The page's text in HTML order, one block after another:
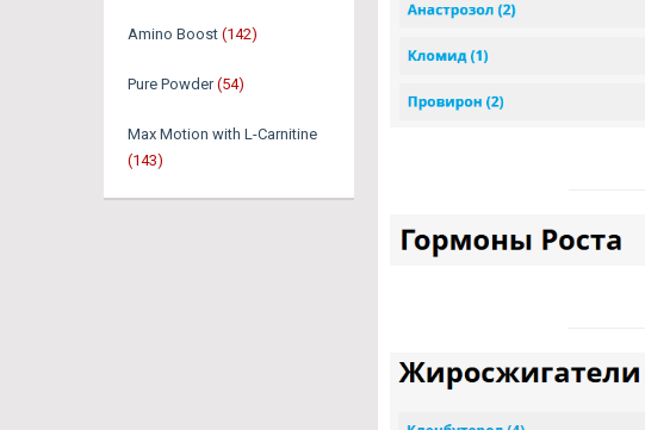
Amino Boost (142)
Pure Powder (54)
Max Motion with L-Carnitine
(143)